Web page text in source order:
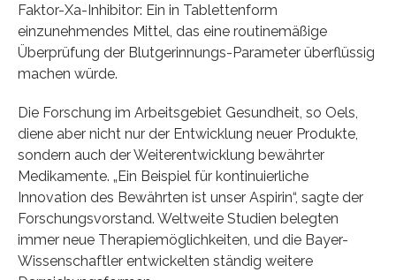
Faktor-Xa-Inhibitor: Ein in Tablettenform
einzunehmendes Mittel, das eine routinemäßige
Überprüfung der Blutgerinnungs-Parameter überflüssig
machen würde.
Die Forschung im Arbeitsgebiet Gesundheit, so Oels,
diene aber nicht nur der Entwicklung neuer Produkte,
sondern auch der Weiterentwicklung bewährter
Medikamente. „Ein Beispiel für kontinuierliche
Innovation des Bewährten ist unser Aspirin“, sagte der
Forschungsvorstand. Weltweite Studien belegten
immer neue Therapiemöglichkeiten, und die Bayer-
Wissenschaftler entwickelten ständig weitere